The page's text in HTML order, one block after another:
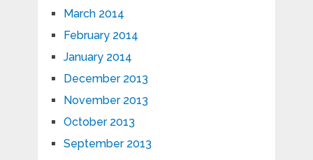
March 2014
February 2014
January 2014
December 2013
November 2013
October 2013
September 2013